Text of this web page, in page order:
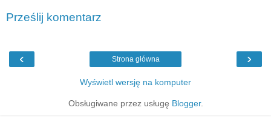
Prześlij komentarz
‹ ›
Strona główna
Wyświetl wersję na komputer
Obsługiwane przez usługę Blogger.